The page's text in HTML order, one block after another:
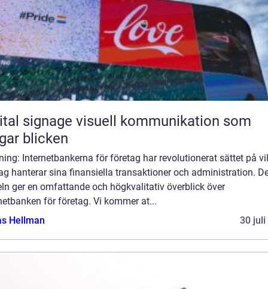
visuell kommunikation som
blicken
Internetbankerna för företag har revolutionerat sättet på
hanterar sina finansiella transaktioner och administration.
ger en omfattande och högkvalitativ överblick över
för företag. Vi kommer at...
Hellman
30 juli